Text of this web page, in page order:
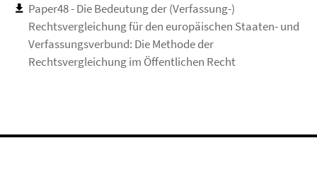
Paper48 - Die Bedeutung der (Verfassung-)
Rechtsvergleichung für den europäischen Staaten- und
Verfassungsverbund: Die Methode der
Rechtsvergleichung im Öffentlichen Recht